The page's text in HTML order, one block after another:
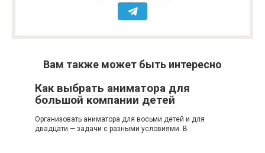
Вам также может быть интересно
Как выбрать аниматора для
большой компании детей
Организовать аниматора для восьми детей и для
двадцати — задачи с разными условиями. В